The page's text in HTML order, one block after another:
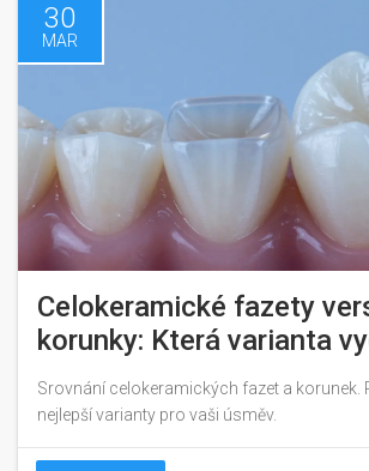
30
MAR
Celokeramické fazety
korunky: Která varianta
Srovnání celokeramických fazet a korunek.
nejlepší varianty pro vaši úsměv.